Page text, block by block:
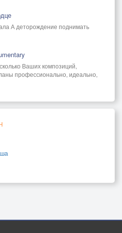
А деторождение поднимать
Ваших композиций,
профессионально, идеально,